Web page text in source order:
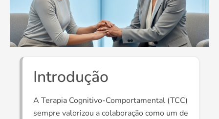
Introdução
A Terapia Cognitivo-Comportamental (TCC)
sempre valorizou a colaboração como um de